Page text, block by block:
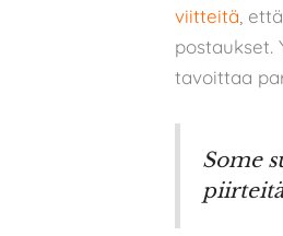
viitteitä ,
postaukset.
tavoittaa
Some